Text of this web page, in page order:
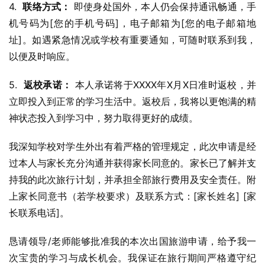
4. 联络方式：
即使身处国外，本人仍会保持通讯畅通，手
机号码为[您的手机号码]，电子邮箱为[您的电子邮箱地
址]。如遇紧急情况或学校有重要通知，可随时联系到我，
以便及时响应。
5. 返校承诺： 本人承诺将于XXXX年X月X日准时返校，并
立即投入到正常的学习生活中。返校后，我将以更饱满的精
神状态投入到学习中，努力取得更好的成绩。
我深知学校对学生外出有着严格的管理规定，此次申请是经
过本人与家长充分沟通并获得家长同意的。家长已了解并支
持我的此次旅行计划，并承担全部旅行费用及安全责任。附
上家长同意书（若学校要求）及联系方式：[家长姓名] [家
长联系电话]。
恳请领导/老师能够批准我的本次出国旅游申请，给予我一
次宝贵的学习与成长机会。我保证在旅行期间严格遵守纪